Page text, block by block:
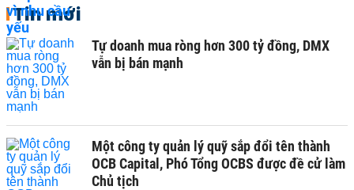
Tin mới
Tự doanh mua ròng hơn 300 tỷ đồng, DMX
vẫn bị bán mạnh
Một công ty quản lý quỹ sắp đổi tên thành
OCB Capital, Phó Tổng OCBS được đề cử làm
Chủ tịch